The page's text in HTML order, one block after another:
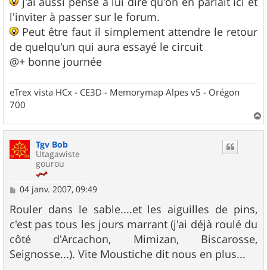
l'inviter à passer sur le forum.
Peut être faut il simplement attendre le retour
de quelqu'un qui aura essayé le circuit
@+ bonne journée
eTrex vista HCx - CE3D - Memorymap Alpes v5 - Orégon
700
a
Tgv Bob
Utagawiste
gourou
M
s
s
a
g
e
04 janv. 2007, 09:49
Rouler dans le sable....et les aiguilles de pins,
c'est pas tous les jours marrant (j'ai déjà roulé du
côté d'Arcachon, Mimizan, Biscarosse,
Seignosse...). Vite Moustiche dit nous en plus...